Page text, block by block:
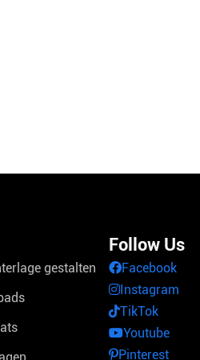
gestalten
Follow Us
Facebook
Instagram
TikTok
Youtube
Pinterest